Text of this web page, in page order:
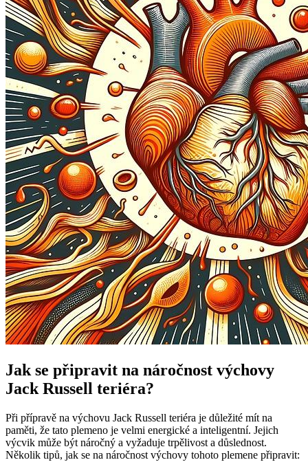
Jak se připravit na náročnost výchovy
Jack Russell teriéra?
Při přípravě na výchovu Jack Russell teriéra je důležité mít na
paměti, že tato plemeno je velmi energické a inteligentní. Jejich
výcvik může být náročný a vyžaduje trpělivost a důslednost.
Několik tipů, jak se na náročnost výchovy tohoto plemene připravit: